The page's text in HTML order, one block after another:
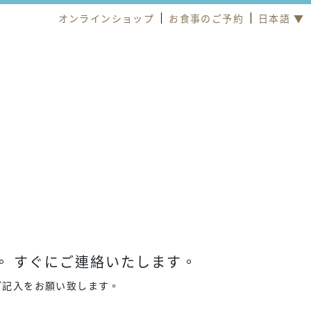
オンラインショップ お食事のご予約 日本語 ▼
すぐにご連絡いたします。
入をお願い致します。